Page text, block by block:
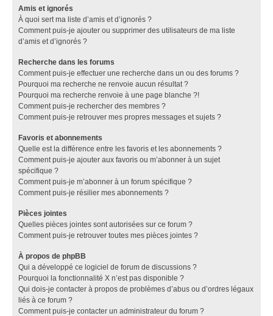
Amis et ignorés
À quoi sert ma liste d’amis et d’ignorés ?
Comment puis-je ajouter ou supprimer des utilisateurs de ma liste
d’amis et d’ignorés ?
Recherche dans les forums
Comment puis-je effectuer une recherche dans un ou des forums ?
Pourquoi ma recherche ne renvoie aucun résultat ?
Pourquoi ma recherche renvoie à une page blanche ?!
Comment puis-je rechercher des membres ?
Comment puis-je retrouver mes propres messages et sujets ?
Favoris et abonnements
Quelle est la différence entre les favoris et les abonnements ?
Comment puis-je ajouter aux favoris ou m’abonner à un sujet
spécifique ?
Comment puis-je m’abonner à un forum spécifique ?
Comment puis-je résilier mes abonnements ?
Pièces jointes
Quelles pièces jointes sont autorisées sur ce forum ?
Comment puis-je retrouver toutes mes pièces jointes ?
À propos de phpBB
Qui a développé ce logiciel de forum de discussions ?
Pourquoi la fonctionnalité X n’est pas disponible ?
Qui dois-je contacter à propos de problèmes d’abus ou d’ordres légaux
liés à ce forum ?
Comment puis-je contacter un administrateur du forum ?